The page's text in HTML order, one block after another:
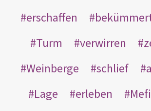
erschaffen
Turm
verwirren
Weinberge
schlief
Lage
erleben